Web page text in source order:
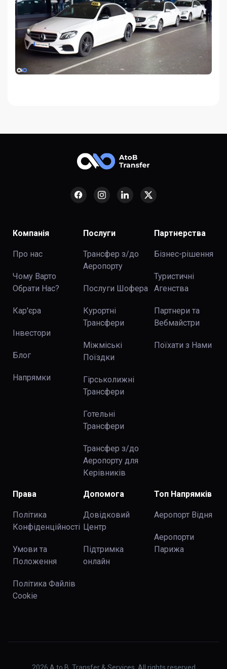
Компанія
Про нас
Чому Варто
Обрати Нас?
Кар'єра
Інвестори
Блог
Напрямки
Послуги
Трансфер з/до
Аеропорту
Послуги Шофера
Курортні
Трансфери
Міжміські
Поїздки
Гірськолижні
Трансфери
Готельні
Трансфери
Трансфер з/до
Аеропорту для
Керівників
Партнерства
Бізнес-рішення
Туристичні
Агенства
Партнери та
Вебмайстри
Поїхати з Нами
Права
Політика
Конфіденційності
Умови та
Положення
Політика Файлів
Cookie
Допомога
Довідковий
Центр
Підтримка
онлайн
Топ Напрямків
Аеропорт Відня
Аеропорти
Парижа